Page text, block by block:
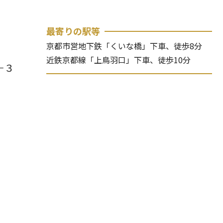
３
最寄りの駅等
京都市営地下鉄「くいな橋」下車、徒歩8分
近鉄京都線「上鳥羽口」下車、徒歩10分